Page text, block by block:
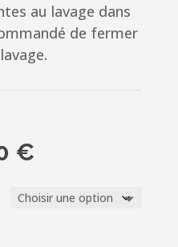
au lavage dans
de fermer
€Plage
prix :